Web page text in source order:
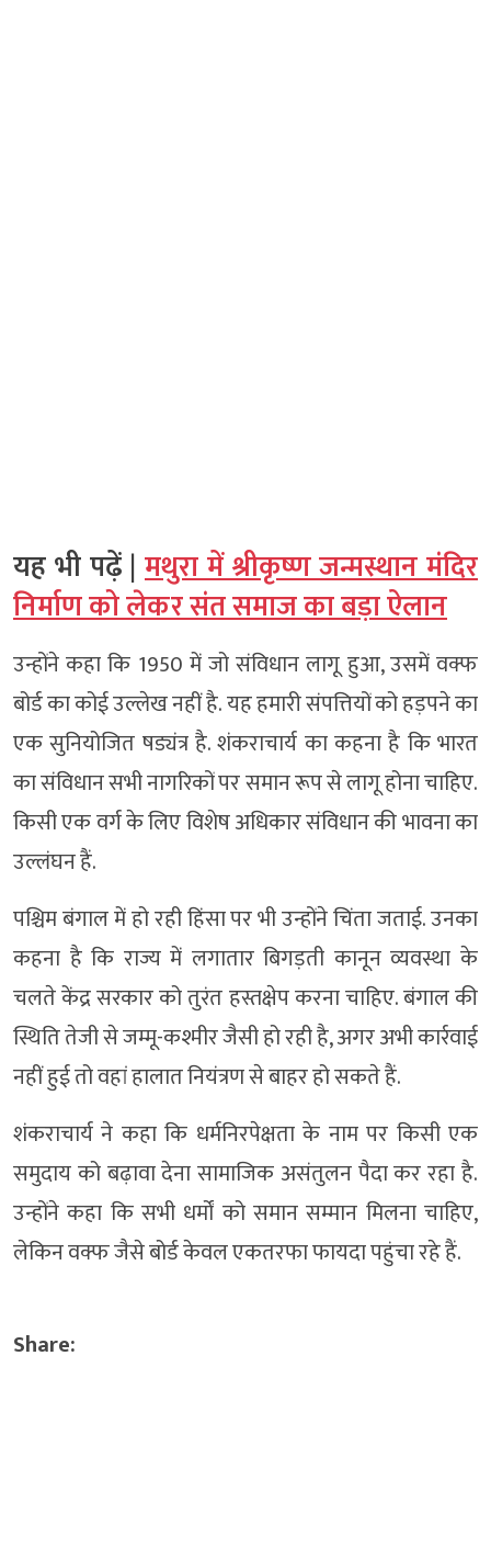
यह भी पढ़ें | मथुरा में श्रीकृष्ण जन्मस्थान मंदिर
निर्माण को लेकर संत समाज का बड़ा ऐलान
उन्होंने कहा कि 1950 में जो संविधान लागू हुआ, उसमें वक्फ
बोर्ड का कोई उल्लेख नहीं है. यह हमारी संपत्तियों को हड़पने का
एक सुनियोजित षड्यंत्र है. शंकराचार्य का कहना है कि भारत
का संविधान सभी नागरिकों पर समान रूप से लागू होना चाहिए.
किसी एक वर्ग के लिए विशेष अधिकार संविधान की भावना का
उल्लंघन हैं.
पश्चिम बंगाल में हो रही हिंसा पर भी उन्होंने चिंता जताई. उनका
कहना है कि राज्य में लगातार बिगड़ती कानून व्यवस्था के
चलते केंद्र सरकार को तुरंत हस्तक्षेप करना चाहिए. बंगाल की
स्थिति तेजी से जम्मू-कश्मीर जैसी हो रही है, अगर अभी कार्रवाई
नहीं हुई तो वहां हालात नियंत्रण से बाहर हो सकते हैं.
शंकराचार्य ने कहा कि धर्मनिरपेक्षता के नाम पर किसी एक
समुदाय को बढ़ावा देना सामाजिक असंतुलन पैदा कर रहा है.
उन्होंने कहा कि सभी धर्मों को समान सम्मान मिलना चाहिए,
लेकिन वक्फ जैसे बोर्ड केवल एकतरफा फायदा पहुंचा रहे हैं.
Share: